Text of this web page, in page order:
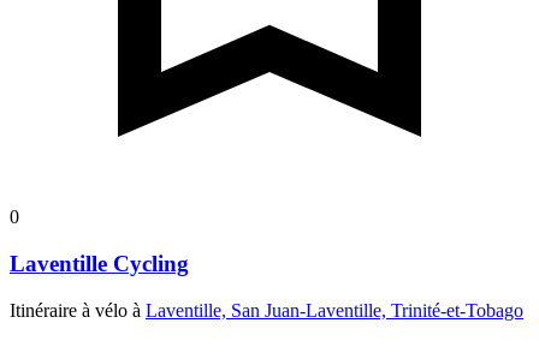
0
Laventille Cycling
Itinéraire à vélo à Laventille, San Juan-Laventille, Trinité-et-Tobago